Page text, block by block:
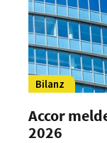
Bilanz
Accor
2026